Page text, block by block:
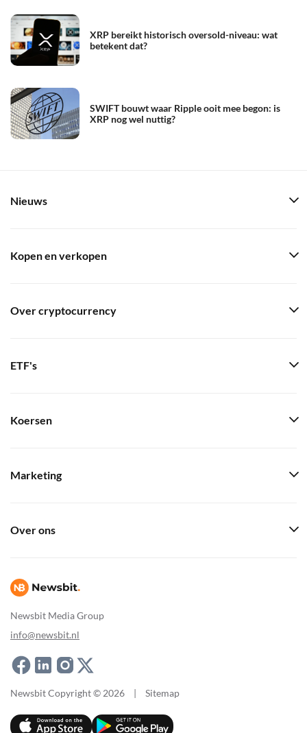
XRP bereikt historisch oversold-niveau: wat
betekent dat?
SWIFT bouwt waar Ripple ooit mee begon: is
XRP nog wel nuttig?
Newsbit Media Group
info@newsbit.nl
Nieuws
Kopen en verkopen
Over cryptocurrency
ETF's
Koersen
Marketing
Over ons
Newsbit Copyright © 2026 | Sitemap